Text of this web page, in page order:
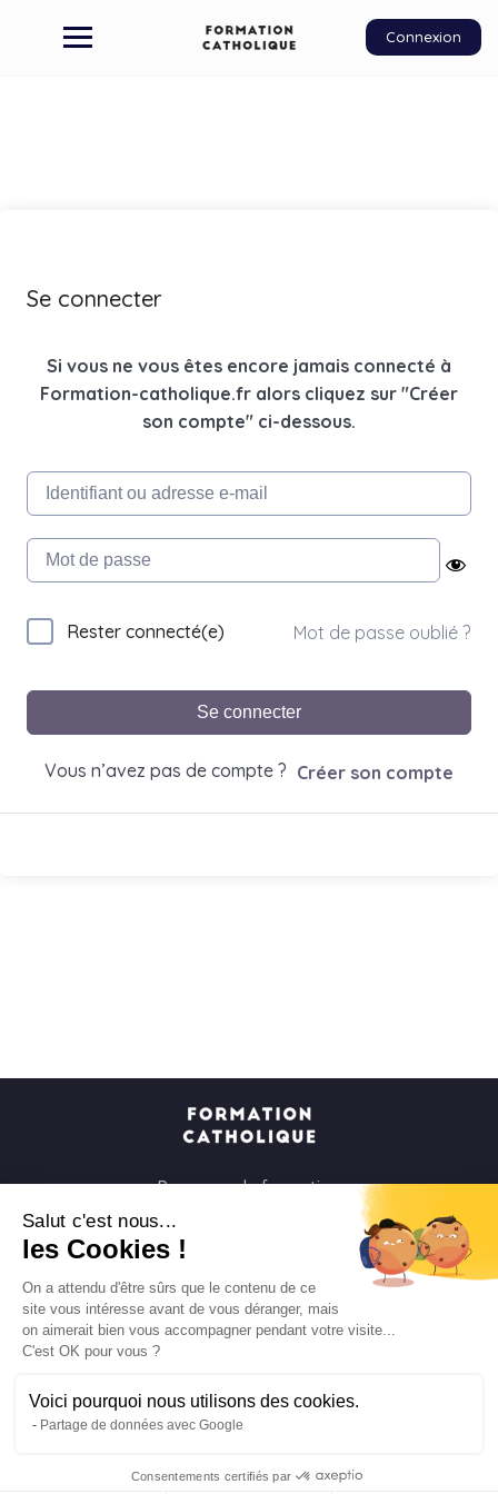
Salut c'est nous...
les Cookies !
On a attendu d'être sûrs que le contenu de ce
site vous intéresse avant de vous déranger, mais
on aimerait bien vous accompagner pendant votre visite...
C'est OK pour vous ?
Voici pourquoi nous utilisons des cookies.
Partage de données avec Google
Consentements certifiés par
Connexion
Se connecter
Si vous ne vous êtes encore jamais connecté à
Formation-catholique.fr alors cliquez sur "Créer
son compte" ci-dessous.
Rester connecté(e) Mot de passe oublié ?
Se connecter
Vous n’avez pas de compte ? Créer son compte
Parcours de formation
Parcours spirituels
Les groupes et paroisses
Mentions légales